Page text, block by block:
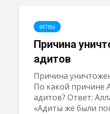
ФЕТВЫ
Причина
адитов
Причина
По какой причине
адитов? Ответ:
«Адиты же были